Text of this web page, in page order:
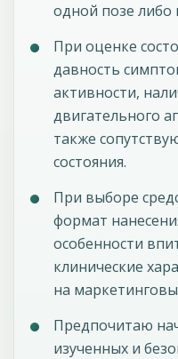
одной позе либо
При оценке
давность
активности,
двигательного
также
состояния.
При выборе
формат
особенности
клинические
на
Предпочитаю
изученных и